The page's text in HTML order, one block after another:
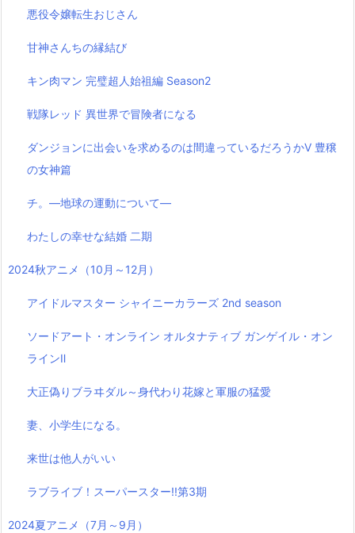
悪役令嬢転生おじさん
甘神さんちの縁結び
キン肉マン 完璧超人始祖編 Season2
戦隊レッド 異世界で冒険者になる
ダンジョンに出会いを求めるのは間違っているだろうかⅤ 豊穣
の女神篇
チ。―地球の運動について―
わたしの幸せな結婚 二期
2024秋アニメ（10月～12月）
アイドルマスター シャイニーカラーズ 2nd season
ソードアート・オンライン オルタナティブ ガンゲイル・オン
ラインⅡ
大正偽りブラヰダル～身代わり花嫁と軍服の猛愛
妻、小学生になる。
来世は他人がいい
ラブライブ！スーパースター!!第3期
2024夏アニメ（7月～9月）